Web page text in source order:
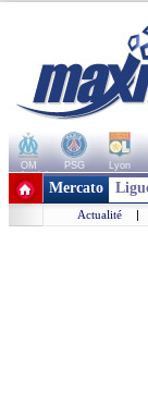
OM PSG Lyon
+ de clubs
Mercato
Actualité |